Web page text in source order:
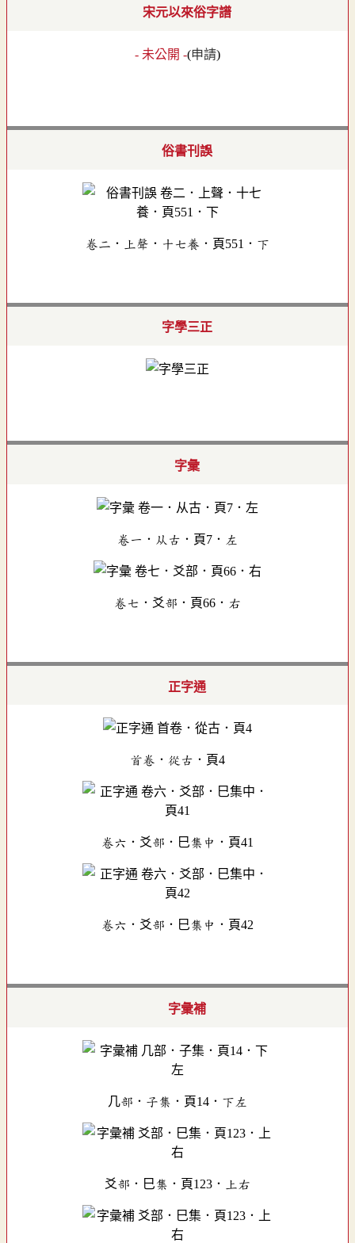
宋元以來俗字譜
- 未公開 -(申請)
俗書刊誤
卷二．上聲．十七養．頁551．下
字學三正
字彙
卷一．从古．頁7．左
卷七．爻部．頁66．右
正字通
首卷．從古．頁4
卷六．爻部．巳集中．頁41
卷六．爻部．巳集中．頁42
字彙補
几部．子集．頁14．下左
爻部．巳集．頁123．上右